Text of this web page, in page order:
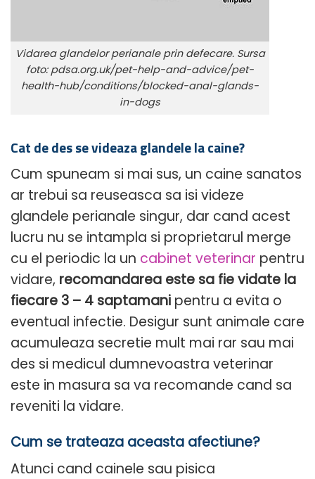
Vidarea glandelor perianale prin defecare. Sursa
foto: pdsa.org.uk/pet-help-and-advice/pet-
health-hub/conditions/blocked-anal-glands-
in-dogs
Cat de des se videaza glandele la caine?
Cum spuneam si mai sus, un caine sanatos
ar trebui sa reuseasca sa isi videze
glandele perianale singur, dar cand acest
lucru nu se intampla si proprietarul merge
cu el periodic la un cabinet veterinar pentru
vidare, recomandarea este sa fie vidate la
fiecare 3 – 4 saptamani pentru a evita o
eventual infectie. Desigur sunt animale care
acumuleaza secretie mult mai rar sau mai
des si medicul dumnevoastra veterinar
este in masura sa va recomande cand sa
reveniti la vidare.
Cum se trateaza aceasta afectiune?
Atunci cand cainele sau pisica